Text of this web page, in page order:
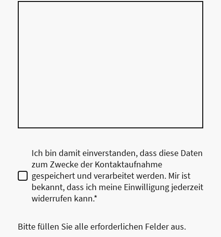
Ich bin damit einverstanden, dass diese Daten
zum Zwecke der Kontaktaufnahme
gespeichert und verarbeitet werden. Mir ist
bekannt, dass ich meine Einwilligung jederzeit
widerrufen kann.*
Bitte füllen Sie alle erforderlichen Felder aus.